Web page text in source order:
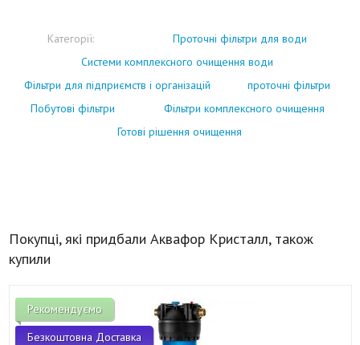
Категорії:
Проточні фільтри для води
Системи комплексного очищення води
Фільтри для підприємств і організацій
проточні фільтри
Побутові фільтри
Фільтри комплексного очищення
Готові рішення очищення
Покупці, які придбали Аквафор Кристалл, також
купили
Рекомендуємо
Безкоштовна Доставка